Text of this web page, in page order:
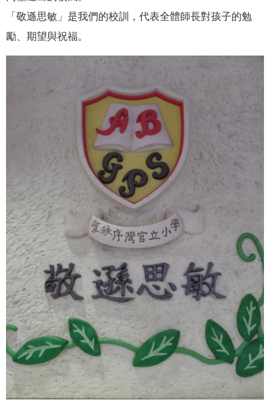
「敬遜思敏」是我們的校訓，代表全體師長對孩子的勉
勵、期望與祝福。